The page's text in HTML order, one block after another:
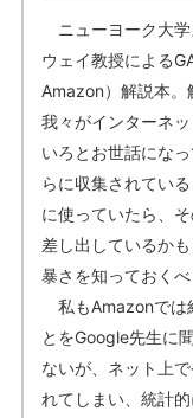
ニューヨーク大学
ウェイ教授による
Amazon）解説本。
我々がインターネ
いろとお世話にな
らに収集されてい
に使っていたら、
差し出しているか
暴さを知っておくべ
私もAmazonでは
とをGoogle先生に
ないが、ネット上
れてしまい、統計